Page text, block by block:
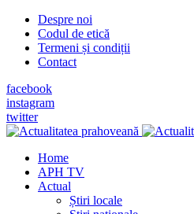
Despre noi
Codul de etică
Termeni și condiții
Contact
facebook
instagram
twitter
Home
APH TV
Actual
Știri locale